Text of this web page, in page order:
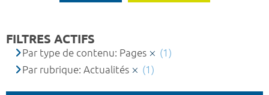
FILTRES ACTIFS
Par type de contenu: Pages
(1)
Par rubrique: Actualités
(1)